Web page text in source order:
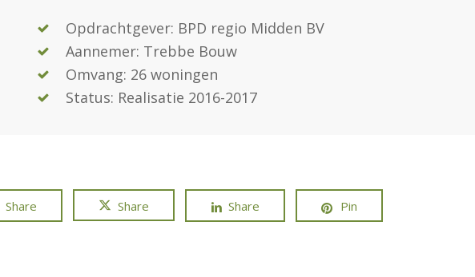
Opdrachtgever: BPD regio Midden BV
Aannemer: Trebbe Bouw
Omvang: 26 woningen
Status: Realisatie 2016-2017
Share Share Share Pin